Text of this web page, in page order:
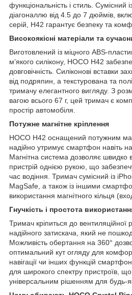
функціональність і стиль. Сумісний
діагоналлю від 4.5 до 7 дюймів,
серій, H42 гарантує безпеку та
Високоякісні матеріали та
Виготовлений із міцного ABS-
м’якого силікону, HOCO H42
довговічність. Силіконові вставки
від подряпин, а текстурована та
тримачу елегантного вигляду. З
вагою всього 67 г, цей тримач є
простір автомобіля.
Потужне магнітне кріплення
HOCO H42 оснащений потужним
надійно утримує смартфон навіть
Магнітна система дозволяє швидко
пристрій однією рукою, що
час водіння. Тримач сумісний із
MagSafe, а також із іншими
використання магнітного кільця
Гнучкість і простота
Тримач кріпиться до вентиляційної
надійного затискача, який не
Можливість обертання на 360°
оптимальний кут огляду для
навігації чи інших функцій
для широкого спектру пристроїв,
універсальним рішенням для будь-